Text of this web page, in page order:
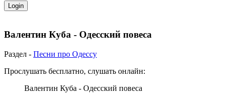
Валентин Куба - Одесский повеса
Раздел - Песни про Одессу
Прослушать бесплатно, слушать онлайн:
Валентин Куба - Одесский повеса